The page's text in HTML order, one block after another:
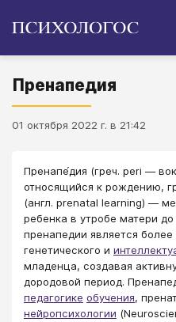
Пренапедия
01 октября 2022 г. в 21:42
Пренапе́дия (греч. peri —
относящийся к рождению,
(англ. prenatal learning) —
ребенка в утробе матери
пренапедии является
генетического и
младенца, создавая
дородовой период.
педагогике обучения,
нейропсихологии